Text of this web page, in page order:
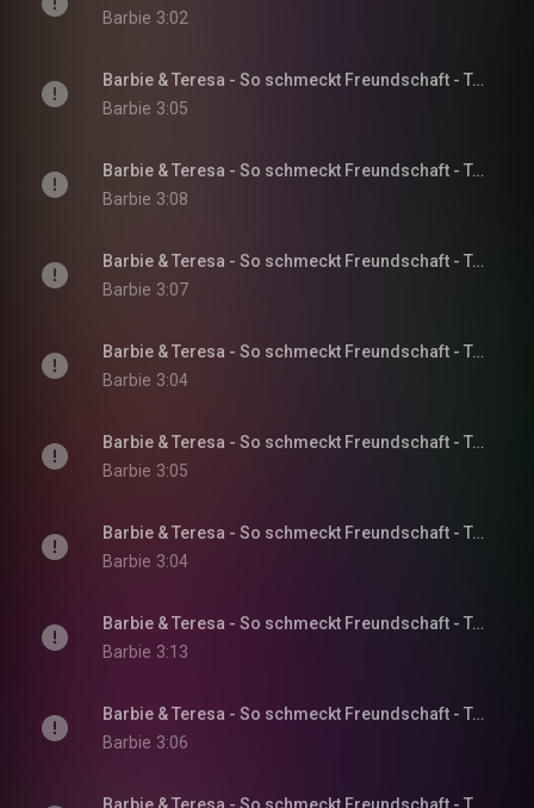
Barbie 3:02
Barbie & Teresa - So schmeckt Freundschaft - Teil 7
Barbie 3:05
Barbie & Teresa - So schmeckt Freundschaft - Teil 8
Barbie 3:08
Barbie & Teresa - So schmeckt Freundschaft - Teil 9
Barbie 3:07
Barbie & Teresa - So schmeckt Freundschaft - Teil 10
Barbie 3:04
Barbie & Teresa - So schmeckt Freundschaft - Teil 11
Barbie 3:05
Barbie & Teresa - So schmeckt Freundschaft - Teil 12
Barbie 3:04
Barbie & Teresa - So schmeckt Freundschaft - Teil 13
Barbie 3:13
Barbie & Teresa - So schmeckt Freundschaft - Teil 14
Barbie 3:06